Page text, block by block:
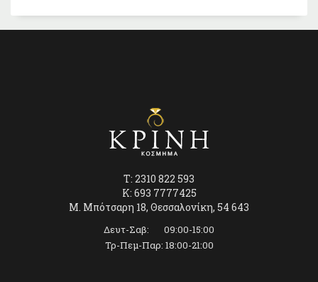
T: 2310 822 593
K: 693 7777425
Μ. Μπότσαρη 18, Θεσσαλονίκη, 54 643
Δευτ-Σαβ: 09:00-15:00
Τρ-Πεμ-Παρ: 18:00-21:00